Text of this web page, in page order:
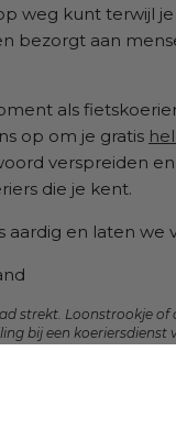
weg kunt terwijl
bezorgt aan
als
op om je gratis
verspreiden
die je kent.
aardig en laten we
strekt. Loonstrookje of
bij een koeriersdienst